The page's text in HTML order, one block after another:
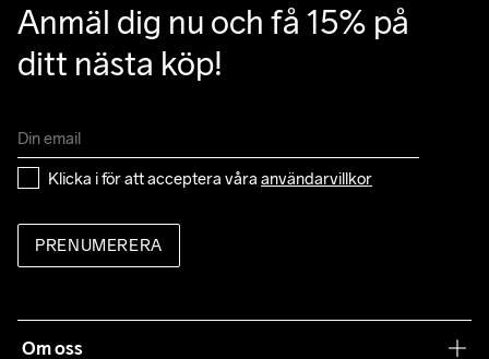
Anmäl dig nu och få 15% på
ditt nästa köp!
Klicka i för att acceptera våra användarvillkor
PRENUMERERA
Om oss